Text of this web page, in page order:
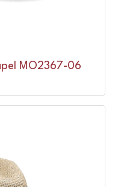
MO2367-06